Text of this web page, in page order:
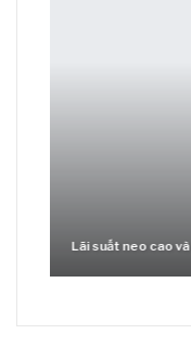
Lãi suất neo cao và